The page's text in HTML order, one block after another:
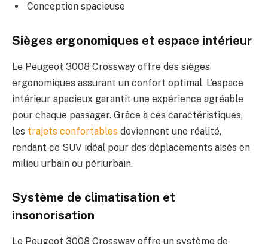
Conception spacieuse
Sièges ergonomiques et espace intérieur
Le Peugeot 3008 Crossway offre des sièges
ergonomiques assurant un confort optimal. L’espace
intérieur spacieux garantit une expérience agréable
pour chaque passager. Grâce à ces caractéristiques,
les trajets confortables deviennent une réalité,
rendant ce SUV idéal pour des déplacements aisés en
milieu urbain ou périurbain.
Système de climatisation et
insonorisation
Le Peugeot 3008 Crossway offre un système de